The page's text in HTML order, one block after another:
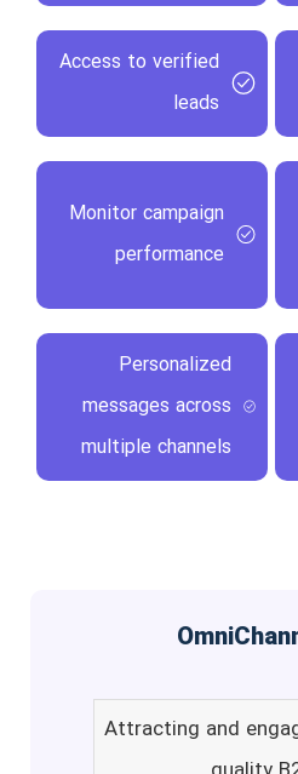
Access to verified
leads
Monitor campaign
performance
Personalized
messages across
multiple channels
Attracting and